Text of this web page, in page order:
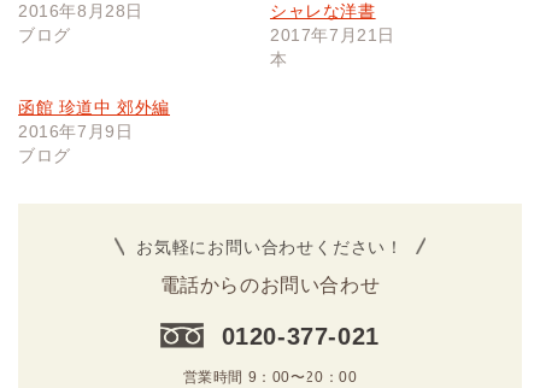
2016年8月28日
ブログ
シャレな洋書
2017年7月21日
本
函館 珍道中 郊外編
2016年7月9日
ブログ
お気軽にお問い合わせください！
電話からのお問い合わせ
0120-377-021
営業時間 9：00〜20：00